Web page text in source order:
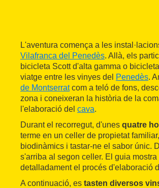
L'aventura comença a les
Vilafranca del Penedès. Allà, els
bicicleta Scott d'alta gamma o
viatge entre les vinyes del Penedès.
de Montserratcom a teló de fons,
zona i coneixeran la història de la
l'elaboració del cava.
Durant el recorregut, d'unes quatre
terme en un celler de propietat
biodinàmics i tastar-ne el sabor únic.
s'arriba al segon celler. El guia
detalladament el procés d'elaboració
A continuació, es tasten diversos